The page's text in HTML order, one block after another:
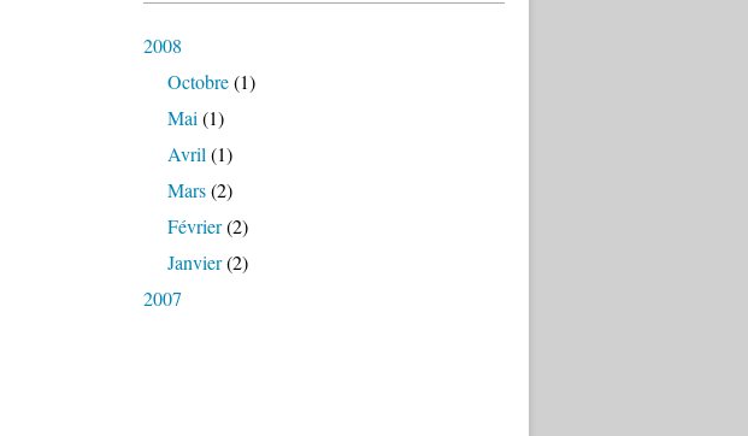
2008
Octobre(1)
Mai (1)
Avril (1)
Mars(2)
Février(2)
Janvier(2)
2007